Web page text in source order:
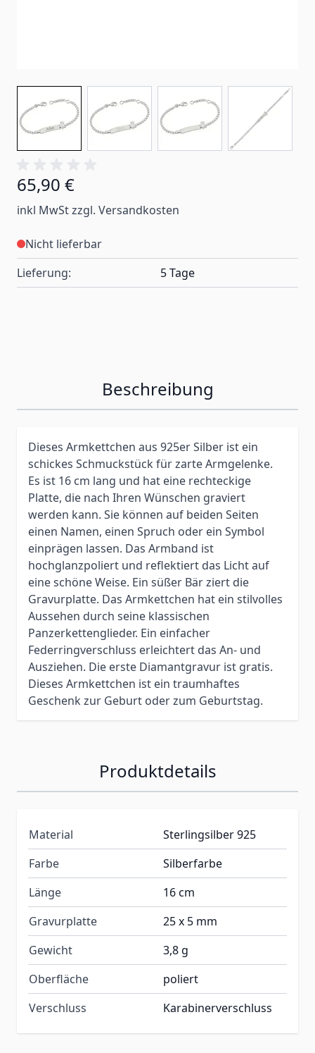
65,90 €
inkl MwSt zzgl. Versandkosten
Nicht lieferbar
Lieferung:
5 Tage
Beschreibung
Dieses Armkettchen aus 925er Silber ist ein
schickes Schmuckstück für zarte Armgelenke.
Es ist 16 cm lang und hat eine rechteckige
Platte, die nach Ihren Wünschen graviert
werden kann. Sie können auf beiden Seiten
einen Namen, einen Spruch oder ein Symbol
einprägen lassen. Das Armband ist
hochglanzpoliert und reflektiert das Licht auf
eine schöne Weise. Ein süßer Bär ziert die
Gravurplatte. Das Armkettchen hat ein stilvolles
Aussehen durch seine klassischen
Panzerkettenglieder. Ein einfacher
Federringverschluss erleichtert das An- und
Ausziehen. Die erste Diamantgravur ist gratis.
Dieses Armkettchen ist ein traumhaftes
Geschenk zur Geburt oder zum Geburtstag.
Produktdetails
Material
Sterlingsilber 925
Farbe
Silberfarbe
Länge
16 cm
Gravurplatte
25 x 5 mm
Gewicht
3,8 g
Oberfläche
poliert
Verschluss
Karabinerverschluss